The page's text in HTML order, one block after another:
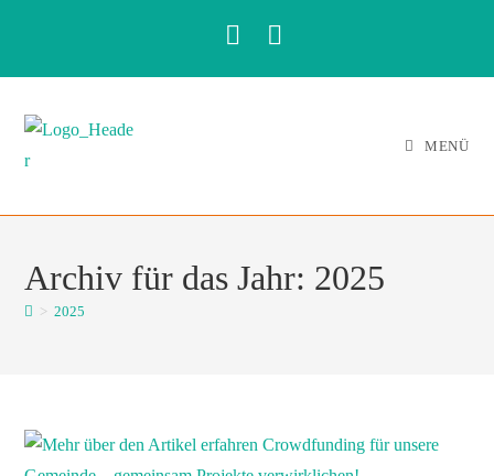
MENÜ
Archiv für das Jahr: 2025
> 2025